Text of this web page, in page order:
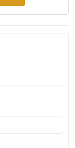
cao: 350 mm
liên tục